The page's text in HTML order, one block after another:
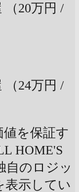
（20万円 /
（24万円 /
を保証す
HOME'S
自のロジッ
表示してい